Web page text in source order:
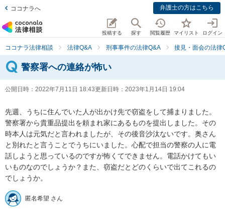
ココナラへ 弁護士の方はこちら
投稿する 探す 閲覧履歴 マイリスト ログイン
ココナラ法律相談 法律Q&A 刑事事件の法律Q&A 接見・面会の法律
警察署への連絡が怖い
公開日時： 2022年7月11日 18:43更新日時： 2023年1月14日 19:04
先週、うちに住んでいた人が出かけ先で窃盗をして捕まりました。
警察署から貴重品提出を頼まれ家にあるものを提出しました。その
時本人は元気だと言われましたが、その後音沙汰ないです。奥さん
と別れたと言うことでうちにいました。心配で担当の警察の人に電
話しようと思っているのですが怖くてできません。電話かけてもい
いものなのでしょうか？また、窃盗だとどのくらいで出てこれるの
でしょうか。
匿名希望 さん